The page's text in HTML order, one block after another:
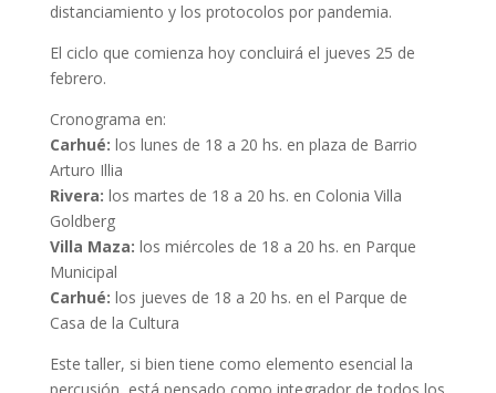
distanciamiento y los protocolos por pandemia.
El ciclo que comienza hoy concluirá el jueves 25 de
febrero.
Cronograma en:
Carhué: los lunes de 18 a 20 hs. en plaza de Barrio
Arturo Illia
Rivera: los martes de 18 a 20 hs. en Colonia Villa
Goldberg
Villa Maza: los miércoles de 18 a 20 hs. en Parque
Municipal
Carhué: los jueves de 18 a 20 hs. en el Parque de
Casa de la Cultura
Este taller, si bien tiene como elemento esencial la